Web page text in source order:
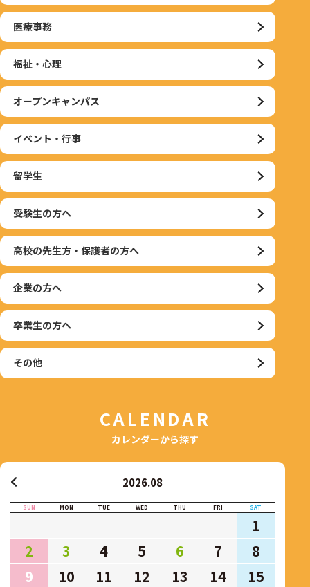
医療事務
福祉・心理
オープンキャンパス
イベント・行事
留学生
受験生の方へ
高校の先生方・保護者の方へ
企業の方へ
卒業生の方へ
その他
CALENDAR
カレンダーから探す
2026.08
SUN MON TUE WED THU FRI SAT
1
2
3 4 5 6 7
8
9
10 11 12 13 14
15